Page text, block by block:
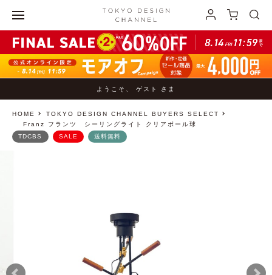
ようこそ、 ゲスト さま
HOME
TOKYO DESIGN CHANNEL BUYERS SELECT
Franz フランツ シーリングライト クリアボール球
TDCBS SALE 送料無料